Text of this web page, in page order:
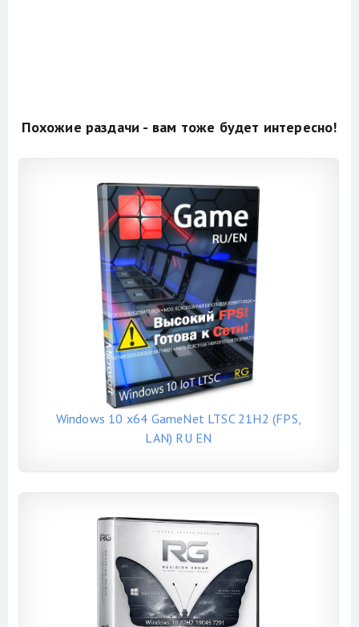
Похожие раздачи - вам тоже будет интересно!
Windows 10 x64 GameNet LTSC 21H2 (FPS,
LAN) RU EN